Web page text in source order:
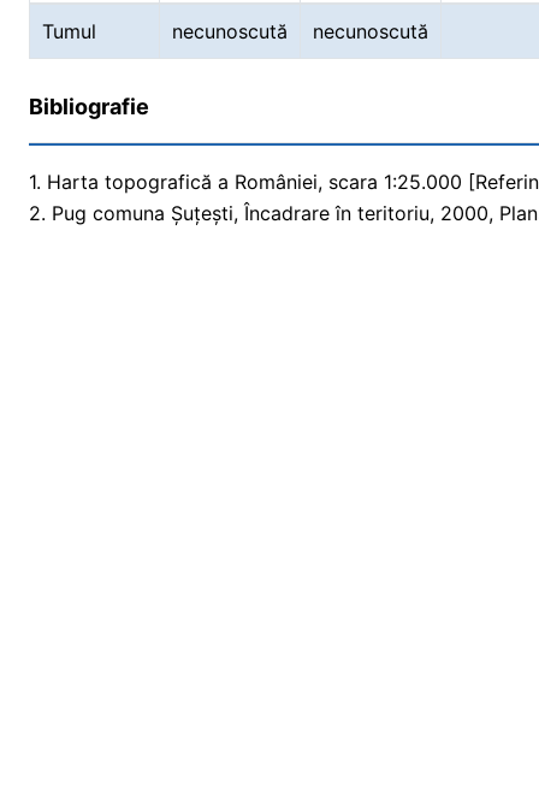
Tumul necunoscută necunoscută
Bibliografie
1. Harta topografică a României, scara 1:25.000
2. Pug comuna Șuțești, Încadrare în teritoriu, 2000,